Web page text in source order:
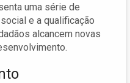
uma série de
e a qualificação
alcancem novas